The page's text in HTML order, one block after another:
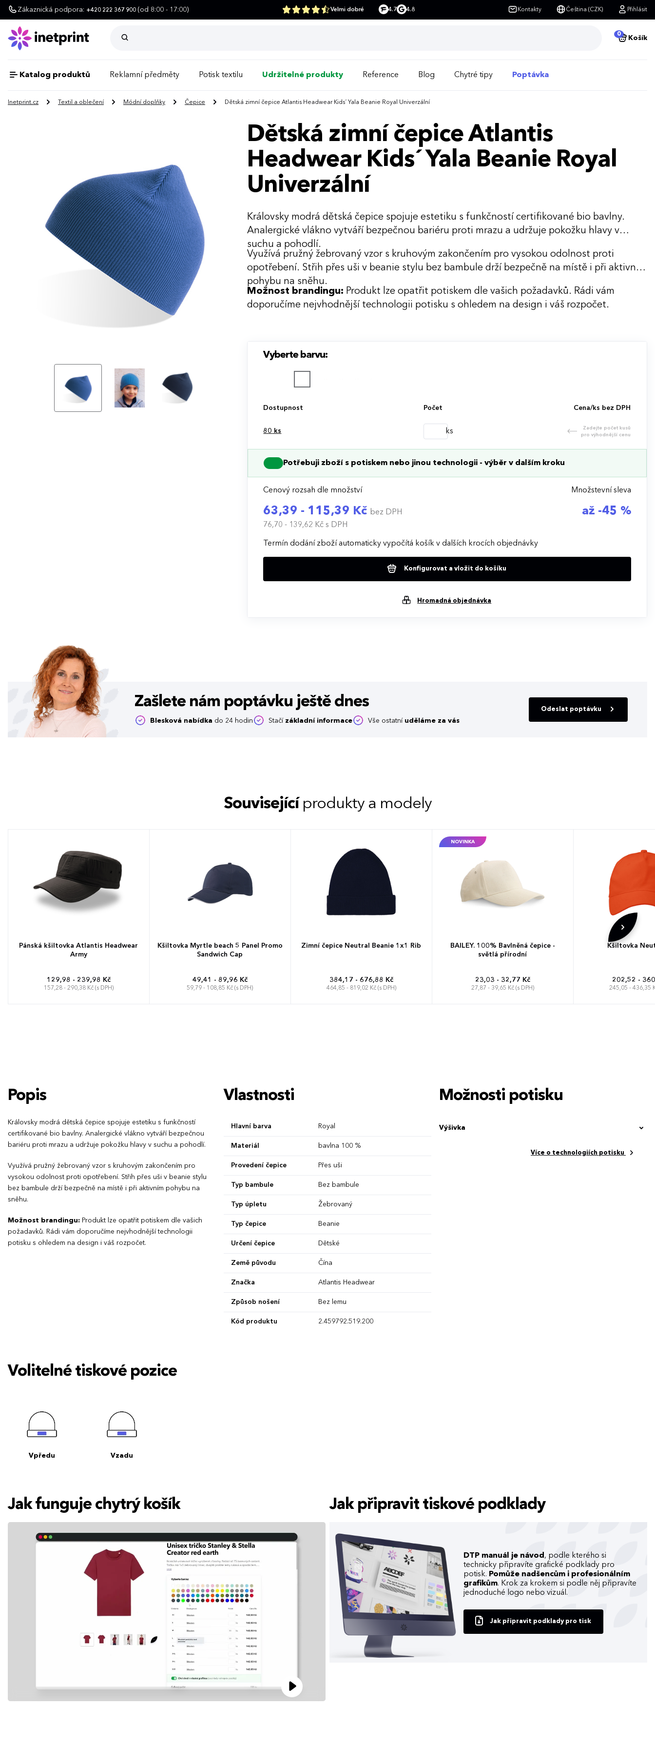
Zákaznická podpora: +420 222 367 900 (od 8:00 - 17:00) Velmi dobré 4.7 4.8 Kontakty Čeština (CZK) Přihlásit
0
Košík
Katalog produktů Reklamní předměty Potisk textilu Udržitelné produkty Reference Blog Chytré tipy Poptávka
Inetprint.cz Textil a oblečení Módní doplňky Čepice Dětská zimní čepice Atlantis Headwear Kids´ Yala Beanie Royal Univerzální
Dětská zimní čepice Atlantis
Headwear Kids´ Yala Beanie Royal
Univerzální
Královsky modrá dětská čepice spojuje estetiku s funkčností certifikované bio bavlny.
Analergické vlákno vytváří bezpečnou bariéru proti mrazu a udržuje pokožku hlavy v
suchu a pohodlí.
Využívá pružný žebrovaný vzor s kruhovým zakončením pro vysokou odolnost proti
opotřebení. Střih přes uši v beanie stylu bez bambule drží bezpečně na místě i při aktivním
pohybu na sněhu.
Možnost brandingu: Produkt lze opatřit potiskem dle vašich požadavků. Rádi vám
doporučíme nejvhodnější technologii potisku s ohledem na design i váš rozpočet.
Vyberte barvu:
Dostupnost Počet Cena/ks bez DPH
80 ks ks
Zadejte počet kusů
pro výhodnější cenu
Potřebuji zboží s potiskem nebo jinou technologii - výběr v dalším kroku
Cenový rozsah dle množství
63,39 - 115,39 Kč bez DPH
76,70 - 139,62 Kčs DPH
Množstevní sleva
až -45 %
Termín dodání zboží automaticky vypočítá košík v dalších krocích objednávky
Konfigurovat a vložit do košíku
Hromadná objednávka
Zašlete nám poptávku ještě dnes
Blesková nabídka do 24 hodin Stačí základní informace Vše ostatní uděláme za vás
Odeslat poptávku
Související produkty a modely
Pánská kšiltovka Atlantis Headwear
Army
129,98 - 239,98 Kč
157,28 - 290,38 Kč (s DPH)
Kšiltovka Myrtle beach 5 Panel Promo
Sandwich Cap
49,41 - 89,96 Kč
59,79 - 108,85 Kč (s DPH)
Zimní čepice Neutral Beanie 1x1 Rib
384,17 - 676,88 Kč
464,85 - 819,02 Kč (s DPH)
NOVINKA
BAILEY. 100% Bavlněná čepice -
světlá přírodní
23,03 - 32,77 Kč
27,87 - 39,65 Kč (s DPH)
Kšiltovka
202,52 -
245,05 - 436,35
Popis
Královsky modrá dětská čepice spojuje estetiku s funkčností
certifikované bio bavlny. Analergické vlákno vytváří bezpečnou
bariéru proti mrazu a udržuje pokožku hlavy v suchu a pohodlí.
Využívá pružný žebrovaný vzor s kruhovým zakončením pro
vysokou odolnost proti opotřebení. Střih přes uši v beanie stylu
bez bambule drží bezpečně na místě i při aktivním pohybu na
sněhu.
Možnost brandingu: Produkt lze opatřit potiskem dle vašich
požadavků. Rádi vám doporučíme nejvhodnější technologii
potisku s ohledem na design i váš rozpočet.
Vlastnosti
Hlavní barva Royal
Materiál bavlna 100 %
Provedení čepice Přes uši
Typ bambule Bez bambule
Typ úpletu Žebrovaný
Typ čepice Beanie
Určení čepice Dětské
Země původu Čína
Značka Atlantis Headwear
Způsob nošení Bez lemu
Kód produktu 2.459792.519.200
Možnosti potisku
Výšivka
Více o technologiích potisku
Volitelné tiskové pozice
Vpředu Vzadu
Jak funguje chytrý košík Jak připravit tiskové podklady
DTP manuál je návod , podle kterého si
technicky připravíte grafické podklady pro
potisk. Pomůže nadšencům i profesionálním
grafikům. Krok za krokem si podle něj připravíte
jednoduché logo nebo vizuál.
Jak připravit podklady pro tisk